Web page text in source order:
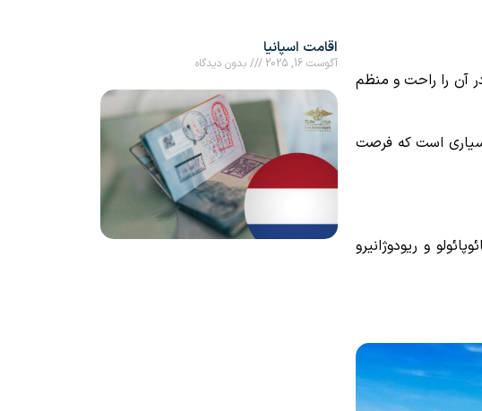
آن را راحت و منظم
است که فرصت
و ریودوژانیرو
اقامت اسپانیا
آگوست 16, 2025 بدون دیدگاه